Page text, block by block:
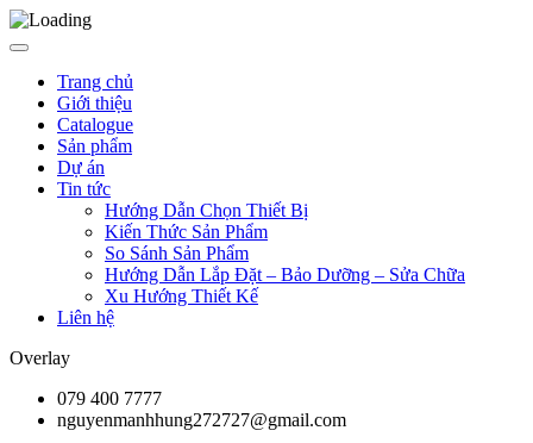
Trang chủ
Giới thiệu
Catalogue
Sản phẩm
Dự án
Tin tức
Hướng Dẫn Chọn Thiết Bị
Kiến Thức Sản Phẩm
So Sánh Sản Phẩm
Hướng Dẫn Lắp Đặt – Bảo Dưỡng – Sửa Chữa
Xu Hướng Thiết Kế
Liên hệ
Overlay
079 400 7777
nguyenmanhhung272727@gmail.com